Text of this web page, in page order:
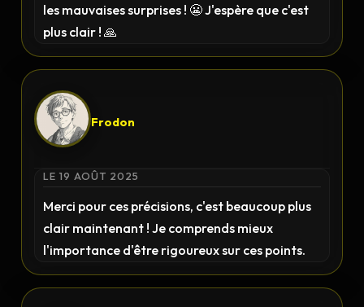
les mauvaises surprises ! 😬 J'espère que c'est
plus clair ! 🙏
Frodon
LE 19 AOÛT 2025
Merci pour ces précisions, c'est beaucoup plus
clair maintenant ! Je comprends mieux
l'importance d'être rigoureux sur ces points.